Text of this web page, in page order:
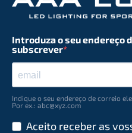
Introduza o seu endereço
subscrever
Indique o seu endereço de correio
Por ex.: abc@xyz.com
Aceito receber as